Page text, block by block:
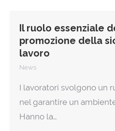
Il ruolo essenziale
promozione della
lavoro
News
I lavoratori svolgono un
nel garantire un
Hanno la…